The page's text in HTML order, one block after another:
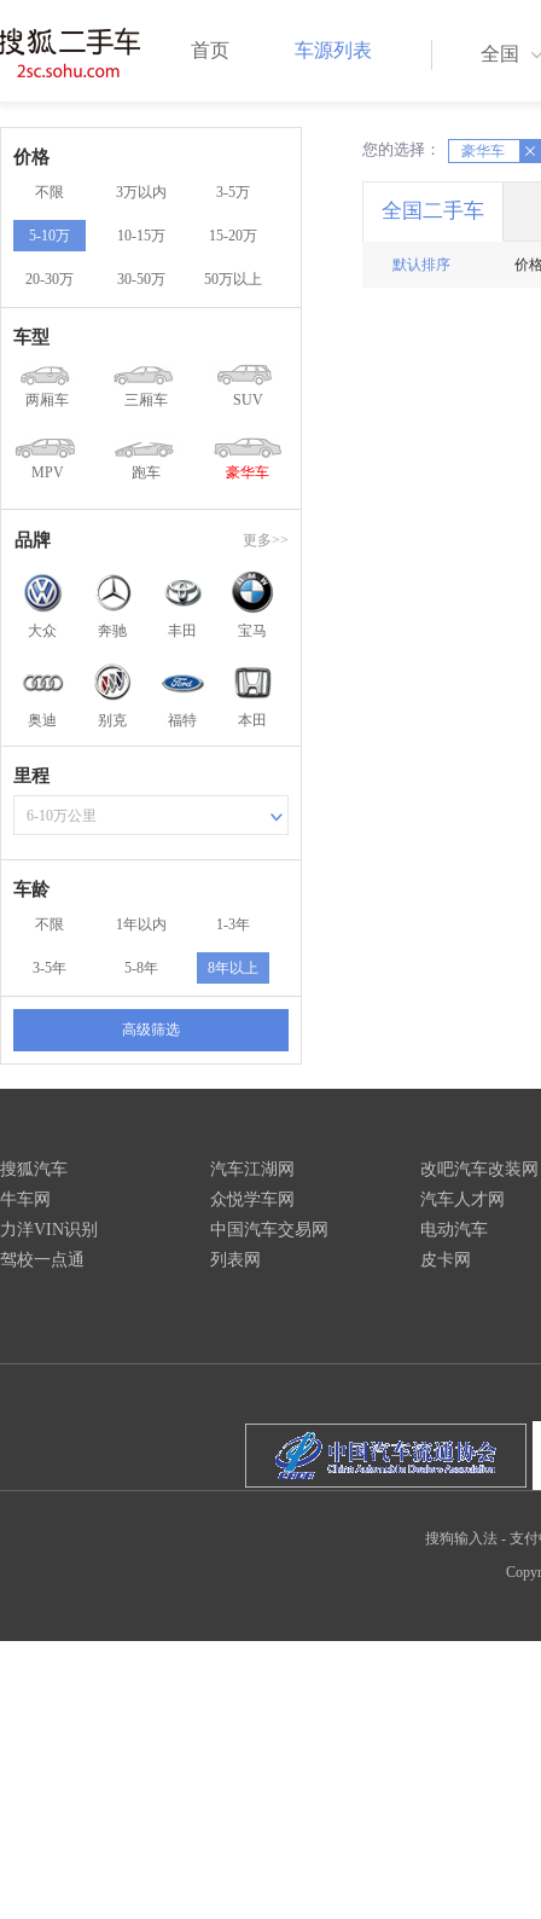
首页 车源列表 全国
价格
不限 3万以内 3-5万
5-10万 10-15万 15-20万
20-30万 30-50万 50万以上
车型
两厢车 三厢车 SUV
MPV 跑车 豪华车
品牌 更多>>
大众 奔驰 丰田 宝马
奥迪 别克 福特 本田
里程
6-10万公里
车龄
不限 1年以内 1-3年
3-5年 5-8年 8年以上
高级筛选
您的选择： 豪华车
X X
全国二手车
默认排序 价
搜狐汽车
牛车网
力洋VIN识别
驾校一点通
汽车江湖网
众悦学车网
中国汽车交易网
列表网
改吧汽车改装网
汽车人才网
电动汽车
皮卡网
搜狗输入法- 支